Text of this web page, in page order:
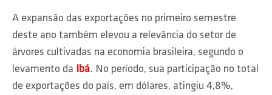
A expansão das exportações no primeiro semestre
deste ano também elevou a relevância do setor de
árvores cultivadas na economia brasileira, segundo o
levamento da Ibá. No período, sua participação no total
de exportações do país, em dólares, atingiu 4,8%,